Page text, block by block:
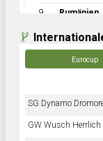
9 Rumänien
Eurocup
SG Dynamo
GW Wusch Herrlich